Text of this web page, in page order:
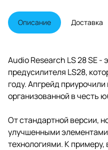
Описание Доставка
Audio Research LS 28 SE -
предусилителя LS28,
году. Апгрейд
организованной в честь
От стандартной версии,
улучшенными
технологиями. К